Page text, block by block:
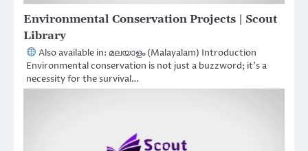
Environmental Conservation Projects | Scout
Library
Also available in: മലയാളം (Malayalam) Introduction
Environmental conservation is not just a buzzword; it’s a
necessity for the survival…